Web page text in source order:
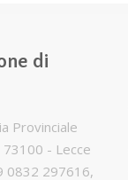
di
Provinciale
- Lecce
0832 297616,